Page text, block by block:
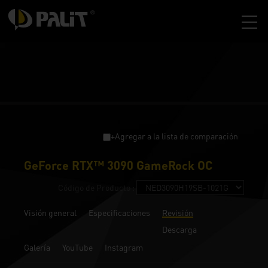
+Agregar a la lista de comparación
GeForce RTX™ 3090 GameRock OC
Visión general Especificaciones
Revisión
Descarga
Galería
YouTube Instagram